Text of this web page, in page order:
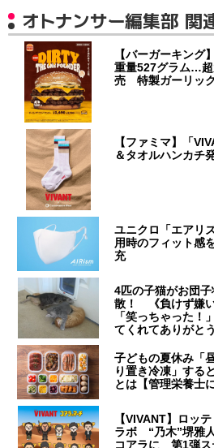
オトナンサー編集部 関
【バーガーキング
重量527グラム…
売 特製ガーリッ
【ファミマ】「
＆タオルハンカチ
ユニクロ「エアリ
用時のフィット感
充
4匹の子猫がお団
散！ 《負けず嫌
「笑っちゃった！
てくれてありがとう
子どもの夏休み「
り置き冷凍」する
とは【管理栄養士
【VIVANT】ロッ
ラボ “乃木”堺雅
コアラに 第1弾ス